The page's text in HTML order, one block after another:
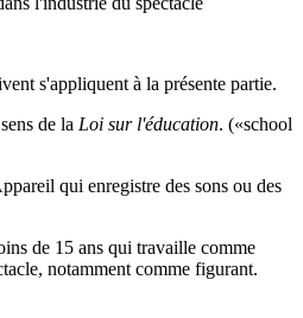
s'appliquent à la présente partie.
de la Loi sur l'éducation. («school
qui enregistre des sons ou des
de 15 ans qui travaille comme
notamment comme figurant.